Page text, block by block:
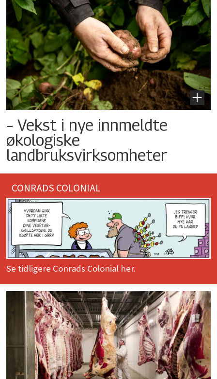
– Vekst i nye innmeldte
økologiske
landbruksvirksomheter
CONRADS COLONIAL
Se tidligere Conrads Colonial her.